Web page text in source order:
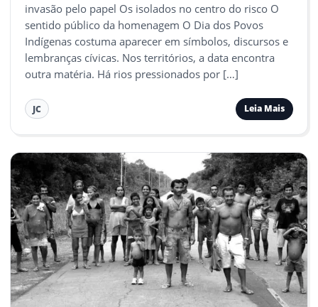
invasão pelo papel Os isolados no centro do risco O
sentido público da homenagem O Dia dos Povos
Indígenas costuma aparecer em símbolos, discursos e
lembranças cívicas. Nos territórios, a data encontra
outra matéria. Há rios pressionados por […]
JC Leia Mais